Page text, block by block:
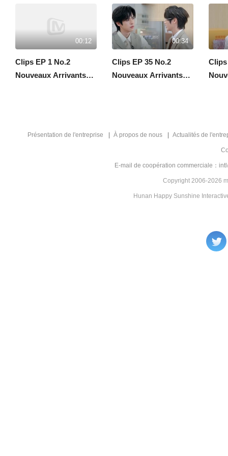
00:12
Clips EP 1 No.2
Nouveaux Arrivants
00:34
Clips EP 35 No.2
Nouveaux Arrivants
Clips
Présentation de l'entreprise À propos de nous Actualités de
E-mail de coopération commerciale：
Copyright 2006-2026
Hunan Happy Sunshine